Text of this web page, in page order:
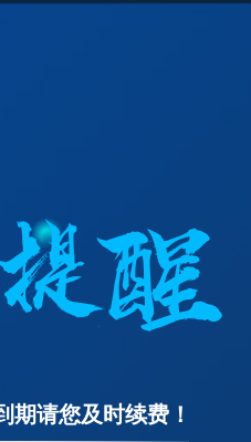
期请您及时续费！